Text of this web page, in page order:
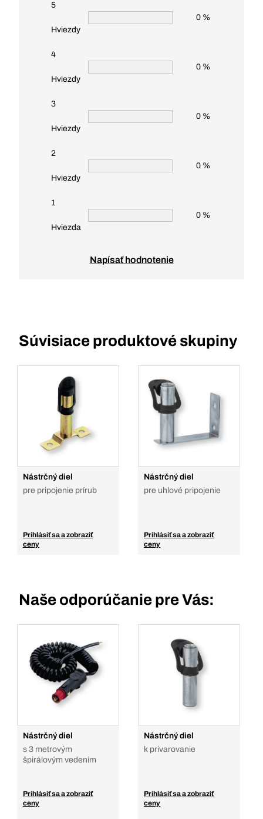
5
Hviezdy
0 %
4
Hviezdy
0 %
3
Hviezdy
0 %
2
Hviezdy
0 %
1
Hviezda
0 %
Napísať hodnotenie
Súvisiace produktové skupiny
Nástrčný diel
pre pripojenie prírub
Prihlásiť sa a zobraziť
ceny
Nástrčný diel
pre uhlové pripojenie
Prihlásiť sa a zobraziť
ceny
Naše odporúčanie pre Vás:
Nástrčný diel
s 3 metrovým
špirálovým vedením
Prihlásiť sa a zobraziť
ceny
Nástrčný diel
k privarovanie
Prihlásiť sa a zobraziť
ceny